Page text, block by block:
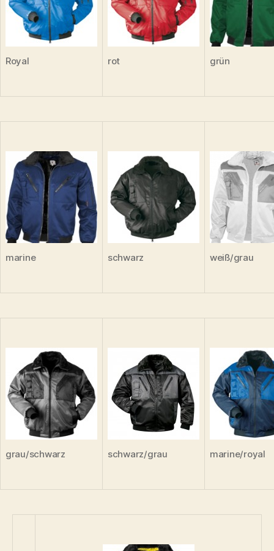
Royal rot grün
marine schwarz weiß/grau
grau/schwarz schwarz/grau marine/royal